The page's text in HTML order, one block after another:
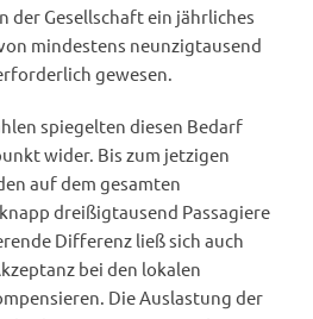
der Gesellschaft ein jährliches
mindestens neunzigtausend
gewesen.
spiegelten diesen Bedarf
wider. Bis zum jetzigen
auf dem gesamten
dreißigtausend Passagiere
Differenz ließ sich auch
bei den lokalen
Die Auslastung der